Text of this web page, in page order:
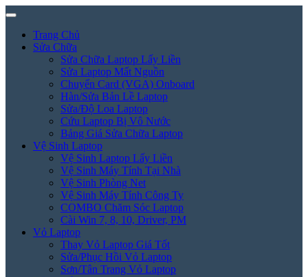
Trang Chủ
Sửa Chữa
Sửa Chữa Laptop Lấy Liền
Sửa Laptop Mất Nguồn
Chuyển Card (VGA) Onboard
Hàn/Sửa Bản Lề Laptop
Sửa/Độ Loa Laptop
Cứu Laptop Bị Vô Nước
Bảng Giá Sửa Chữa Laptop
Vệ Sinh Laptop
Vệ Sinh Laptop Lấy Liền
Vệ Sinh Máy Tính Tại Nhà
Vệ Sinh Phòng Net
Vệ Sinh Máy Tính Công Ty
COMBO Chăm Sóc Laptop
Cài Win 7, 8, 10, Driver, PM
Vỏ Laptop
Thay Vỏ Laptop Giá Tốt
Sửa/Phục Hồi Vỏ Laptop
Sơn/Tân Trang Vỏ Laptop